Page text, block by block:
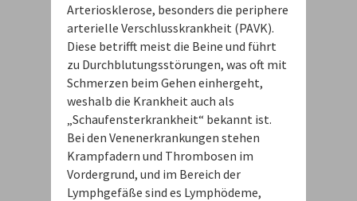
Arteriosklerose, besonders die periphere
arterielle Verschlusskrankheit (PAVK).
Diese betrifft meist die Beine und führt
zu Durchblutungsstörungen, was oft mit
Schmerzen beim Gehen einhergeht,
weshalb die Krankheit auch als
„Schaufensterkrankheit“ bekannt ist.
Bei den Venenerkrankungen stehen
Krampfadern und Thrombosen im
Vordergrund, und im Bereich der
Lymphgefäße sind es Lymphödeme,